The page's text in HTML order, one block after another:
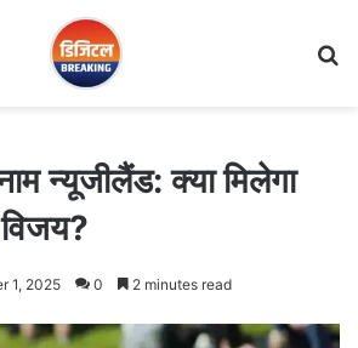
न्यूजीलैंड: क्या मिलेगा
1, 2025 0 2 minutes read